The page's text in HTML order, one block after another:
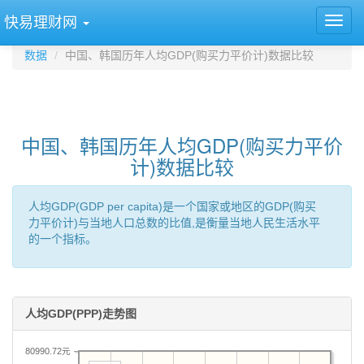
快易理财网
数据 中国、韩国历年人均GDP(购买力平价计)数据比较
中国、韩国历年人均GDP(购买力平价
计)数据比较
人均GDP(GDP per capita)是一个国家或地区的GDP(购买
力平价计)与当地人口总数的比值,是衡量当地人民生活水平
的一个指标。
人均GDP(PPP)走势图
80990.72元